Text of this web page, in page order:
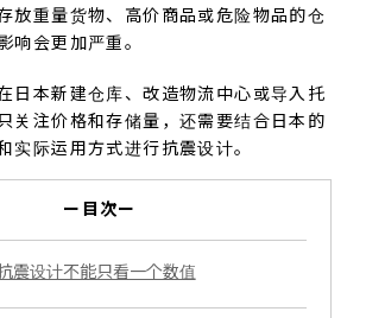
放重量货物、高价商品或危险物品的仓
响会更加严重。
日本新建仓库、改造物流中心或导入托
关注价格和存储量，还需要结合日本的
实际运用方式进行抗震设计。
ー目次ー
震设计不能只看一个数值